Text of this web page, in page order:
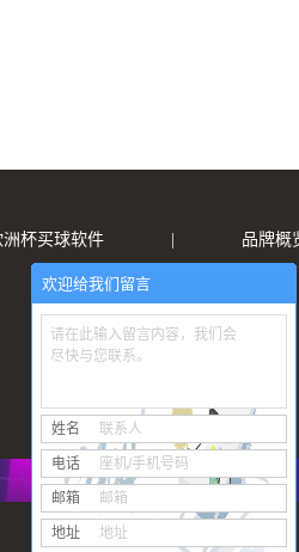
洲杯买球软件 品牌概
欢迎给我们留言
请在此输入留言内容，我们会
尽快与您联系。
姓名 联系人
电话 座机/手机号码
邮箱 邮箱
地址 地址